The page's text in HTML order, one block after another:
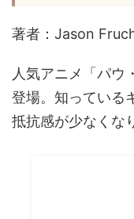
著者：Jason
人気アニメ「パウ
登場。知っている
抵抗感が少なくな